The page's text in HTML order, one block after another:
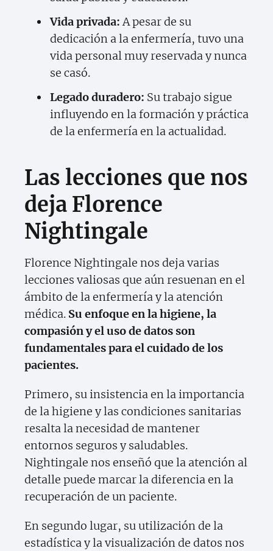
Vida privada:A pesar de su
dedicación a la enfermería, tuvo una
vida personal muy reservada y nunca
se casó.
Legado duradero: Su trabajo sigue
influyendo en la formación y práctica
de la enfermería en la actualidad.
Las lecciones que nos
deja Florence
Nightingale
Florence Nightingale nos deja varias
lecciones valiosas que aún resuenan en el
ámbito de la enfermería y la atención
médica. Su enfoque en la higiene, la
compasión y el uso de datos son
fundamentales para el cuidado de los
pacientes.
Primero, su insistencia en la importancia
de la higiene y las condiciones sanitarias
resalta la necesidad de mantener
entornos seguros y saludables.
Nightingale nos enseñó que la atención al
detalle puede marcar la diferencia en la
recuperación de un paciente.
En segundo lugar, su utilización de la
estadística y la visualización de datos nos